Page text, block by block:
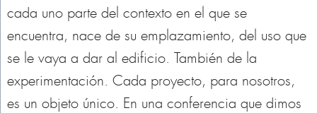
cada uno parte del contexto en el que se
encuentra, nace de su emplazamiento, del uso que
se le vaya a dar al edificio. También de la
experimentación. Cada proyecto, para nosotros,
es un objeto único. En una conferencia que dimos